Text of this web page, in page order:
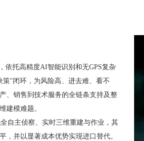
依托高精度AI智能识别和无GPS复杂
”闭环，为风险高、进去难、看不
、销售到技术服务的全链条支持及整
建模难题。
自主侦察、实时三维重建与作业，其
，并以显著成本优势实现进口替代。